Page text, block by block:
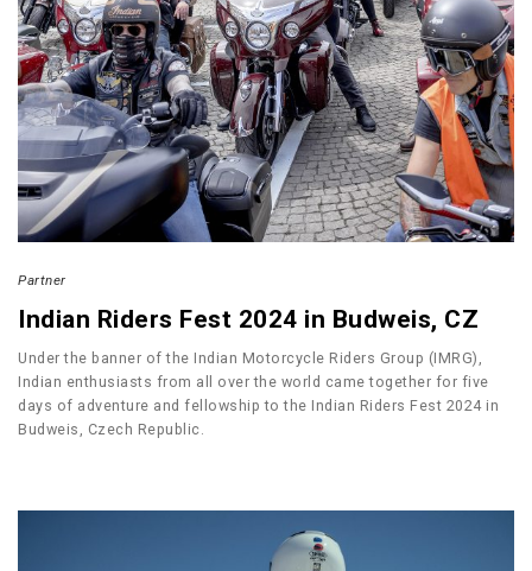
Partner
Indian Riders Fest 2024 in Budweis, CZ
Under the banner of the Indian Motorcycle Riders Group (IMRG),
Indian enthusiasts from all over the world came together for five
days of adventure and fellowship to the Indian Riders Fest 2024 in
Budweis, Czech Republic.